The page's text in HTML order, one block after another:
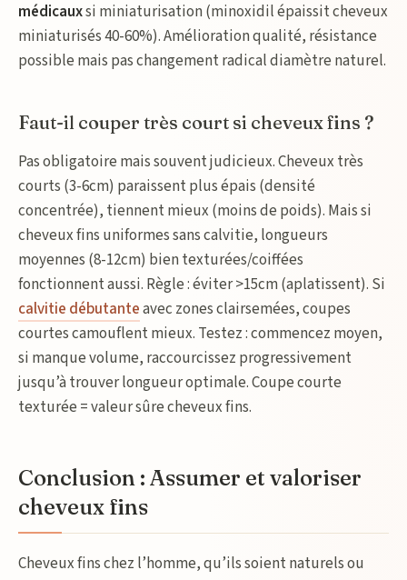
médicauxsi miniaturisation (minoxidil épaissit cheveux
miniaturisés 40-60%). Amélioration qualité, résistance
possible mais pas changement radical diamètre naturel.
Faut-il couper très court si cheveux fins ?
Pas obligatoire mais souvent judicieux. Cheveux très
courts (3-6cm) paraissent plus épais (densité
concentrée), tiennent mieux (moins de poids). Mais si
cheveux fins uniformes sans calvitie, longueurs
moyennes (8-12cm) bien texturées/coiffées
fonctionnent aussi. Règle : éviter >15cm (aplatissent). Si
calvitie débutanteavec zones clairsemées, coupes
courtes camouflent mieux. Testez : commencez moyen,
si manque volume, raccourcissez progressivement
jusqu’à trouver longueur optimale. Coupe courte
texturée = valeur sûre cheveux fins.
Conclusion : Assumer et valoriser
cheveux fins
Cheveux fins chez l’homme, qu’ils soient naturels ou